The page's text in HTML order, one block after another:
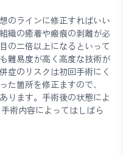
のラインに修正すればいい
織の癒着や瘢痕の剥離が必
の二倍以上になるといって
難易度が高く高度な技術が
症のリスクは初回手術にく
た箇所を修正ますので、
ります。手術後の状態によ
術内容によってはしばら